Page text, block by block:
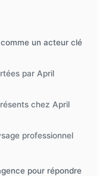
comme un acteur clé
par April
chez April
professionnel
pour répondre